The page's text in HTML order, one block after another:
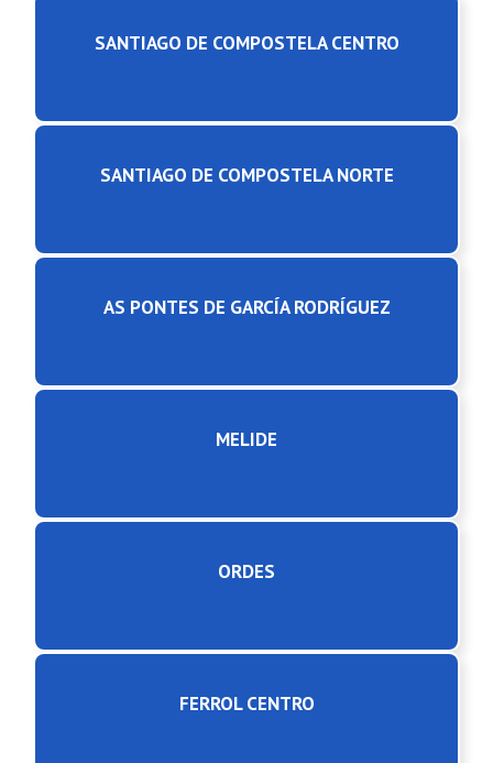
SANTIAGO DE COMPOSTELA CENTRO
SANTIAGO DE COMPOSTELA NORTE
AS PONTES DE GARCÍA RODRÍGUEZ
MELIDE
ORDES
FERROL CENTRO